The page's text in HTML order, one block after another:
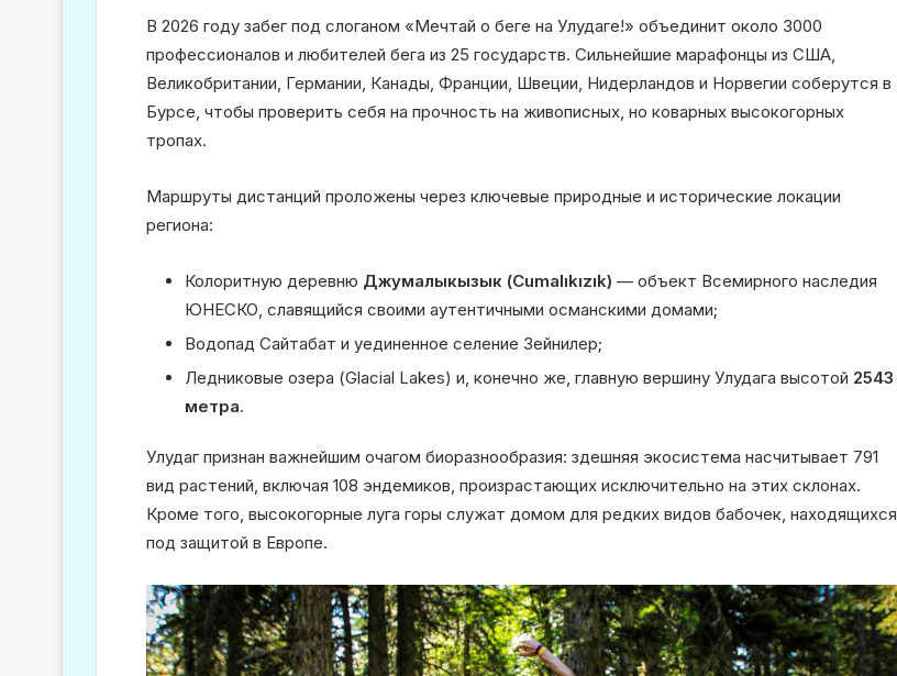
В 2026 году забег под слоганом «Мечтай о беге на Улудаге!» объединит около 3000
профессионалов и любителей бега из 25 государств. Сильнейшие марафонцы из США,
Великобритании, Германии, Канады, Франции, Швеции, Нидерландов и Норвегии соберутся в
Бурсе, чтобы проверить себя на прочность на живописных, но коварных высокогорных
тропах.
Маршруты дистанций проложены через ключевые природные и исторические локации
региона:
Колоритную деревню Джумалыкызык (Cumalıkızık) — объект Всемирного наследия
ЮНЕСКО, славящийся своими аутентичными османскими домами;
Водопад Сайтабат и уединенное селение Зейнилер;
Ледниковые озера (Glacial Lakes) и, конечно же, главную вершину Улудага высотой 2543
метра.
Улудаг признан важнейшим очагом биоразнообразия: здешняя экосистема насчитывает 791
вид растений, включая 108 эндемиков, произрастающих исключительно на этих склонах.
Кроме того, высокогорные луга горы служат домом для редких видов бабочек, находящихся
под защитой в Европе.